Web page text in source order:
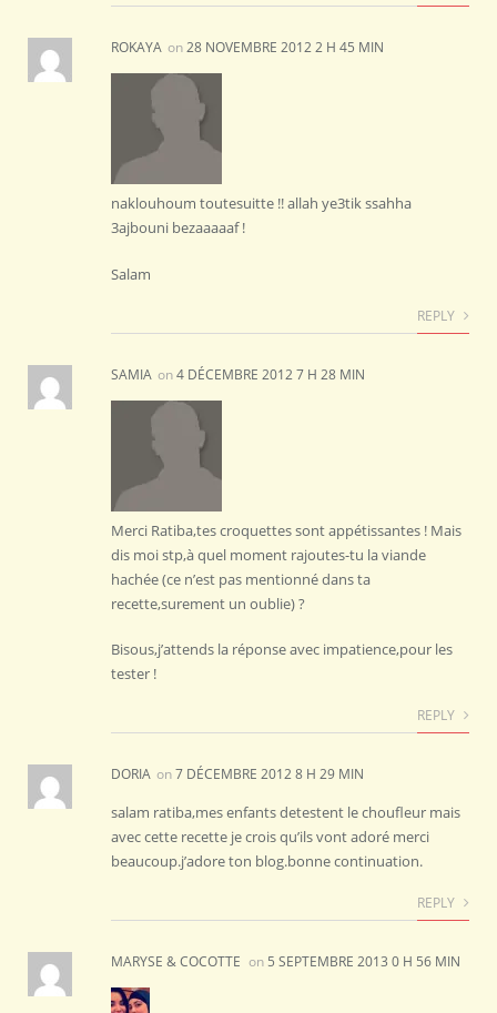
ROKAYA on28 NOVEMBRE 2012 2 H 45 MIN
naklouhoum toutesuitte !! allah ye3tik ssahha
3ajbouni bezaaaaaf !
Salam
REPLY
SAMIA on4 DÉCEMBRE 2012 7 H 28 MIN
Merci Ratiba,tes croquettes sont appétissantes ! Mais
dis moi stp,à quel moment rajoutes-tu la viande
hachée (ce n’est pas mentionné dans ta
recette,surement un oublie) ?
Bisous,j’attends la réponse avec impatience,pour les
tester !
REPLY
DORIA on7 DÉCEMBRE 2012 8 H 29 MIN
salam ratiba,mes enfants detestent le choufleur mais
avec cette recette je crois qu’ils vont adoré merci
beaucoup.j’adore ton blog.bonne continuation.
REPLY
MARYSE & COCOTTE on 5 SEPTEMBRE 2013 0 H 56 MIN